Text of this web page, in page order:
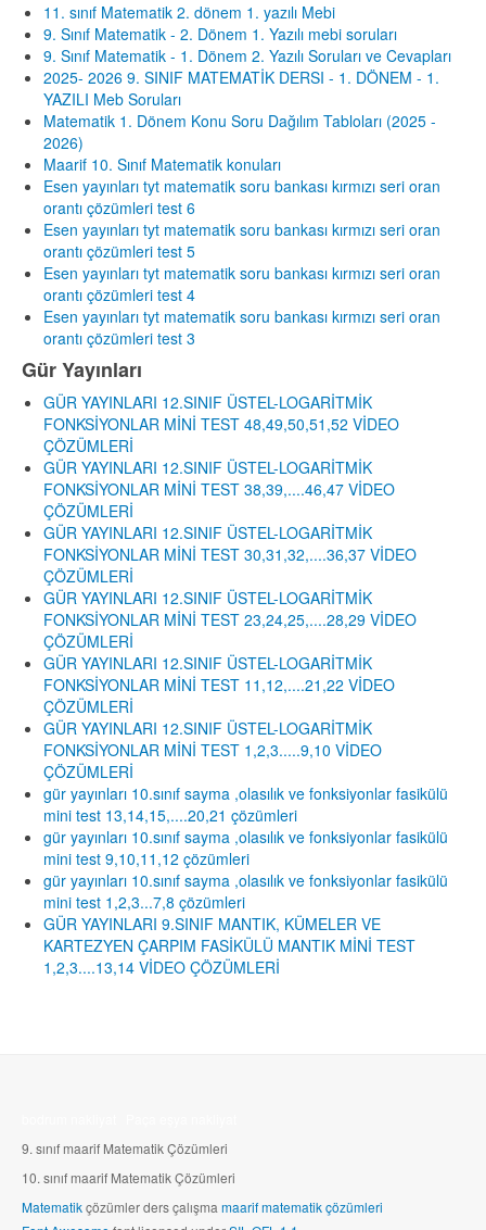
11. sınıf Matematik 2. dönem 1. yazılı Mebi
9. Sınıf Matematik - 2. Dönem 1. Yazılı mebi soruları
9. Sınıf Matematik - 1. Dönem 2. Yazılı Soruları ve Cevapları
2025- 2026 9. SINIF MATEMATİK DERSI - 1. DÖNEM - 1.
YAZILI Meb Soruları
Matematik 1. Dönem Konu Soru Dağılım Tabloları (2025 -
2026)
Maarif 10. Sınıf Matematik konuları
Esen yayınları tyt matematik soru bankası kırmızı seri oran
orantı çözümleri test 6
Esen yayınları tyt matematik soru bankası kırmızı seri oran
orantı çözümleri test 5
Esen yayınları tyt matematik soru bankası kırmızı seri oran
orantı çözümleri test 4
Esen yayınları tyt matematik soru bankası kırmızı seri oran
orantı çözümleri test 3
Gür Yayınları
GÜR YAYINLARI 12.SINIF ÜSTEL-LOGARİTMİK
FONKSİYONLAR MİNİ TEST 48,49,50,51,52 VİDEO
ÇÖZÜMLERİ
GÜR YAYINLARI 12.SINIF ÜSTEL-LOGARİTMİK
FONKSİYONLAR MİNİ TEST 38,39,....46,47 VİDEO
ÇÖZÜMLERİ
GÜR YAYINLARI 12.SINIF ÜSTEL-LOGARİTMİK
FONKSİYONLAR MİNİ TEST 30,31,32,....36,37 VİDEO
ÇÖZÜMLERİ
GÜR YAYINLARI 12.SINIF ÜSTEL-LOGARİTMİK
FONKSİYONLAR MİNİ TEST 23,24,25,....28,29 VİDEO
ÇÖZÜMLERİ
GÜR YAYINLARI 12.SINIF ÜSTEL-LOGARİTMİK
FONKSİYONLAR MİNİ TEST 11,12,....21,22 VİDEO
ÇÖZÜMLERİ
GÜR YAYINLARI 12.SINIF ÜSTEL-LOGARİTMİK
FONKSİYONLAR MİNİ TEST 1,2,3.....9,10 VİDEO
ÇÖZÜMLERİ
gür yayınları 10.sınıf sayma ,olasılık ve fonksiyonlar fasikülü
mini test 13,14,15,....20,21 çözümleri
gür yayınları 10.sınıf sayma ,olasılık ve fonksiyonlar fasikülü
mini test 9,10,11,12 çözümleri
gür yayınları 10.sınıf sayma ,olasılık ve fonksiyonlar fasikülü
mini test 1,2,3...7,8 çözümleri
GÜR YAYINLARI 9.SINIF MANTIK, KÜMELER VE
KARTEZYEN ÇARPIM FASİKÜLÜ MANTIK MİNİ TEST
1,2,3....13,14 VİDEO ÇÖZÜMLERİ
9. sınıf maarif Matematik Çözümleri
10. sınıf maarif Matematik Çözümleri
Matematikçözümler ders çalışma maarif matematik çözümleri